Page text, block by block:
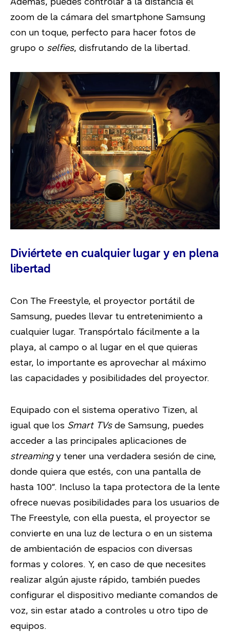
zoom de la cámara del smartphone Samsung
con un toque, perfecto para hacer fotos de
grupo o selfies, disfrutando de la libertad.
Diviértete en cualquier lugar y en plena
libertad
Con The Freestyle, el proyector portátil de
Samsung, puedes llevar tu entretenimiento a
cualquier lugar. Transpórtalo fácilmente a la
playa, al campo o al lugar en el que quieras
estar, lo importante es aprovechar al máximo
las capacidades y posibilidades del proyector.
Equipado con el sistema operativo Tizen, al
igual que los Smart TVsde Samsung, puedes
acceder a las principales aplicaciones de
streamingy tener una verdadera sesión de cine,
donde quiera que estés, con una pantalla de
hasta 100”. Incluso la tapa protectora de la lente
ofrece nuevas posibilidades para los usuarios de
The Freestyle, con ella puesta, el proyector se
convierte en una luz de lectura o en un sistema
de ambientación de espacios con diversas
formas y colores. Y, en caso de que necesites
realizar algún ajuste rápido, también puedes
configurar el dispositivo mediante comandos de
voz, sin estar atado a controles u otro tipo de
equipos.